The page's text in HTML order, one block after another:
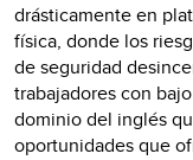
drásticamente en
física, donde los
de seguridad
trabajadores con
dominio del inglés
oportunidades que